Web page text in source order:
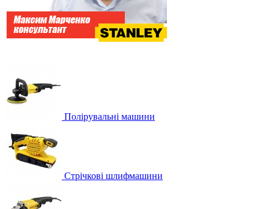
Полірувальні машини
Стрічкові шлифмашини